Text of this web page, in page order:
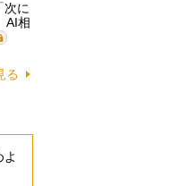
次に
AI相
る